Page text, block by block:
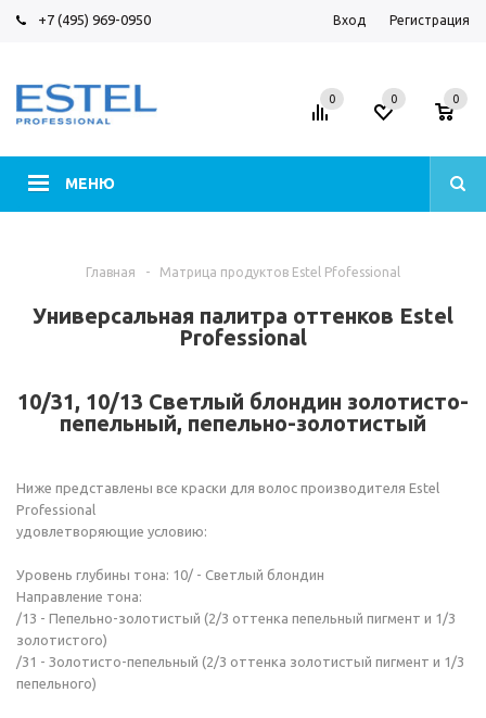
+7 (495) 969-0950 Вход Регистрация
МЕНЮ
0 0 0
Главная - Матрица продуктов Estel Pfofessional
Универсальная палитра оттенков Estel
Professional
10/31, 10/13 Светлый блондин золотисто-
пепельный, пепельно-золотистый
Ниже представлены все краски для волос производителя Estel
Professional
удовлетворяющие условию:
Уровень глубины тона: 10/ - Светлый блондин
Направление тона:
/13 - Пепельно-золотистый (2/3 оттенка пепельный пигмент и 1/3
золотистого)
/31 - Золотисто-пепельный (2/3 оттенка золотистый пигмент и 1/3
пепельного)